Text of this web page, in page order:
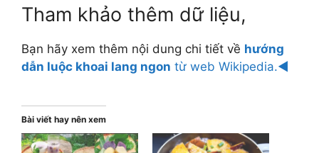
Tham khảo thêm dữ liệu,
Bạn hãy xem thêm nội dung chi tiết về hướng
dẫn luộc khoai lang ngon từ web Wikipedia.◄
Bài viết hay nên xem